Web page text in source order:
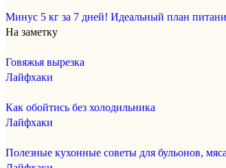
Минус 5 кг за 7 дней! Идеальный план
На заметку
Говяжья вырезка
Лайфхаки
Как обойтись без холодильника
Лайфхаки
Полезные кухонные советы для бульонов,